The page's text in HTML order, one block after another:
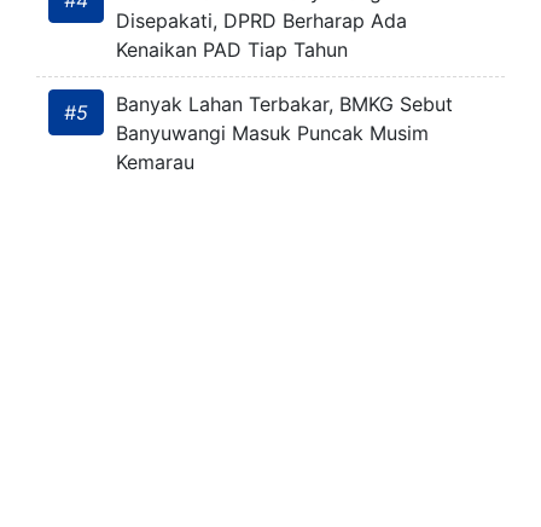
Disepakati, DPRD Berharap Ada
Kenaikan PAD Tiap Tahun
#5
Banyak Lahan Terbakar, BMKG Sebut
Banyuwangi Masuk Puncak Musim
Kemarau